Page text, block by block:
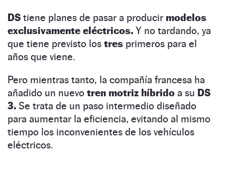
DS tiene planes de pasar a producir modelos
exclusivamente eléctricos. Y no tardando, ya
que tiene previsto los tres primeros para el
años que viene.
Pero mientras tanto, la compañía francesa ha
añadido un nuevo tren motriz híbrido a su DS
3. Se trata de un paso intermedio diseñado
para aumentar la eficiencia, evitando al mismo
tiempo los inconvenientes de los vehículos
eléctricos.